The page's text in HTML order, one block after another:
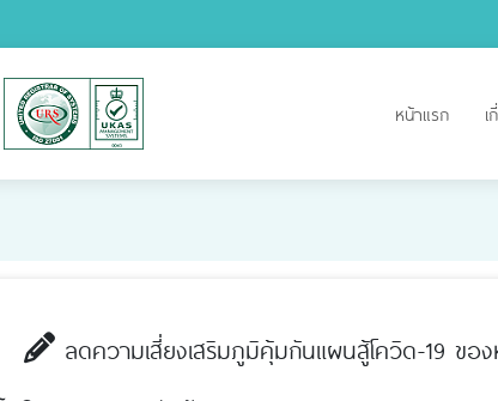
หน้าแรก
ลดความเสี่ยงเสริมภูมิคุ้มกันแผนสู้โควิด-19 ขอ